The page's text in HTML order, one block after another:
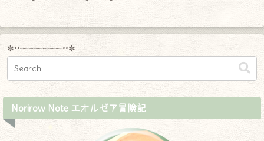
✼••┈┈┈┈┈┈┈┈┈••✼
Norirow Note エオルゼア冒険記